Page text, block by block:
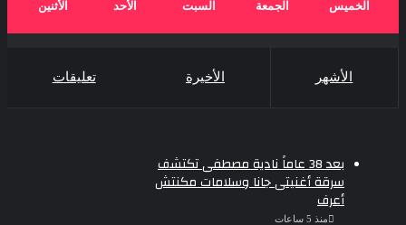
الخميس الجمعة السبت الأحد الأثنين
الأشهر الأخيرة تعليقات
بعد 38 عاماً نادية مصطفى تكتشف
سرقة أغنيتى جانا وسلامات مكنتش
أعرف
منذ 5 ساعات